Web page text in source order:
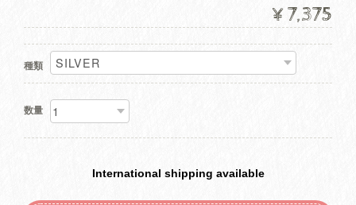
¥7,375
種類
数量
International shipping available